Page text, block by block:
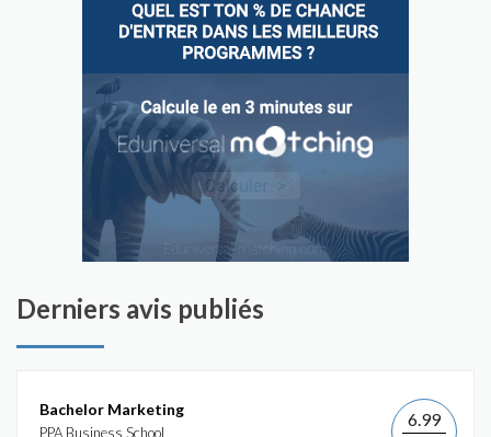
Derniers avis publiés
Bachelor Marketing
PPA Business School
6.99